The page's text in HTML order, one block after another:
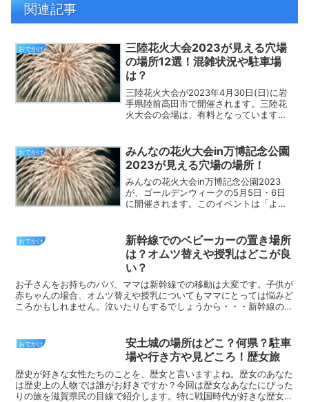
関連記事
おでかけ
三陸花火大会2023が見える穴場
の場所12選！混雑状況や駐車場
は？
三陸花火大会が2023年4月30日(日)に岩
手県陸前高田市で開催されます。三陸花
火大会の会場は、有料となっています。
る穴場の場所を口コミなどを調べまとめ
ました。参考にな...
おでかけ
みんなの花火大会in万博記念公園
2023が見える穴場の場所！
みんなの花火大会in万博記念公園2023
が、ゴールデンウィークの5月5日・6日
に開催されます。このイベントは「よし
ぼう！スマイルパーク」で、夜は「みん
なの花火大会...
おでかけ
新幹線でのベビーカーの置き場所
は？オムツ替えや授乳はどこが良
い？
お子さんをお持ちのパパ、ママは新幹線での移動は大変です。子供が
赤ちゃんの場合、オムツ替えや授乳についてもママにとっては悩みど
ころかもしれません。泣いたりもするでしょうから・・・新幹線の中
おでかけ
安土城の場所はどこ？何県？駐車
場や行き方や見どころ！歴女旅
歴史が好きな女性たちのことを、歴女と言いますよね。歴女のあなた
は歴史上の人物では誰がお好きですか？今回は歴女なあなたにぴった
りの旅を滋賀県民の目線で紹介します。特に戦国時代が好きな歴女に